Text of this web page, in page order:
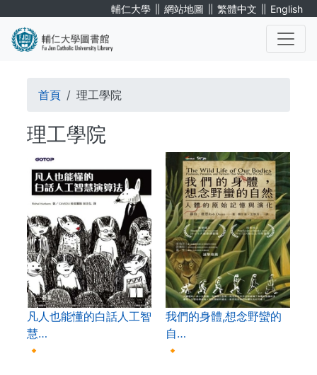
輔仁大學 ∥ 網站地圖 ∥ 繁體中文 ∥ English
導
航
連
結
首頁 理工學院
理工學院
凡人也能懂的白話人工智
慧…
🔸
我們的身體,想念野蠻的
自…
🔸